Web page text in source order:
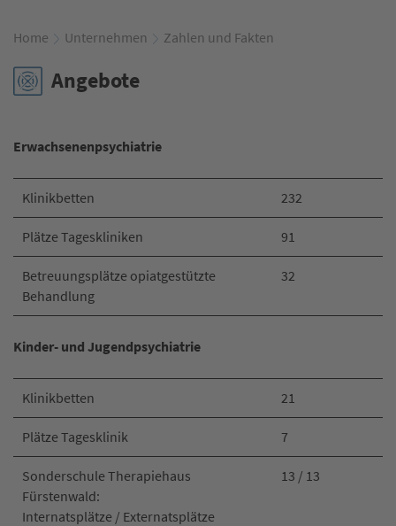
Home Unternehmen Zahlen und Fakten
Angebote
Erwachsenenpsychiatrie
Klinikbetten 232
Plätze Tageskliniken 91
Betreuungsplätze opiatgestützte
Behandlung
32
Kinder- und Jugendpsychiatrie
Klinikbetten 21
Plätze Tagesklinik 7
Sonderschule Therapiehaus
Fürstenwald:
Internatsplätze / Externatsplätze
13 / 13